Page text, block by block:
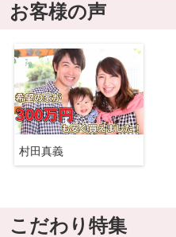
お客様の声
村田真義
こだわり特集